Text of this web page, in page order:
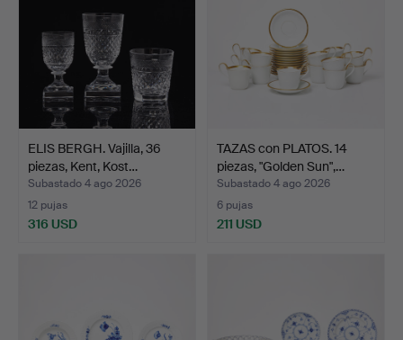
ELIS BERGH. Vajilla, 36
piezas, Kent, Kost…
Subastado 4 ago 2026
12 pujas
316 USD
TAZAS con PLATOS. 14
piezas, "Golden Sun",…
Subastado 4 ago 2026
6 pujas
211 USD